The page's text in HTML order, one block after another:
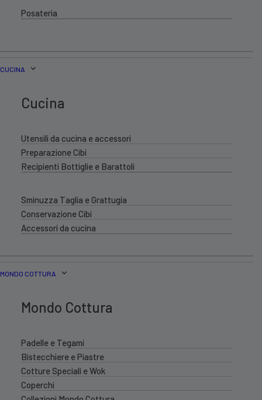
Posateria
CUCINA
Cucina
Utensili da cucina e accessori
Preparazione Cibi
Recipienti Bottiglie e Barattoli
Sminuzza Taglia e Grattugia
Conservazione Cibi
Accessori da cucina
MONDO COTTURA
Mondo Cottura
Padelle e Tegami
Bistecchiere e Piastre
Cotture Speciali e Wok
Coperchi